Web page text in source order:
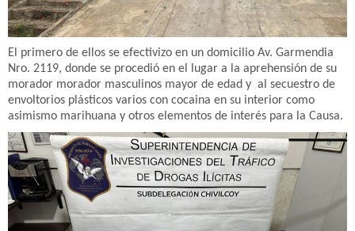
El primero de ellos se efectivizo en un domicilio Av. Garmendia
Nro. 2119, donde se procedió en el lugar a la aprehensión de su
morador morador masculinos mayor de edad y al secuestro de
envoltorios plásticos varios con cocaina en su interior como
asimismo marihuana y otros elementos de interés para la Causa.